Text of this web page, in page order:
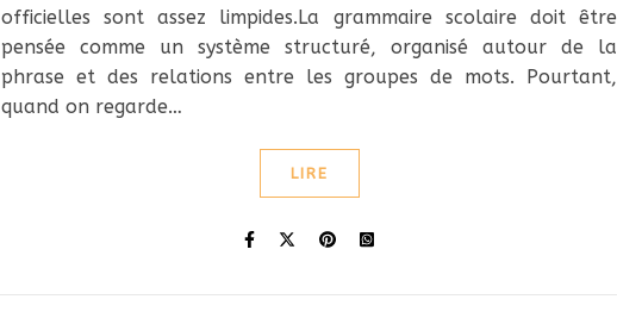
officielles sont assez limpides.La grammaire scolaire doit être
pensée comme un système structuré, organisé autour de la
phrase et des relations entre les groupes de mots. Pourtant,
quand on regarde…
LIRE